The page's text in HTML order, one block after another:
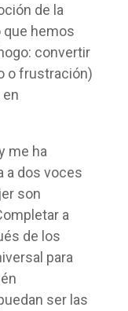
de la
que hemos
convertir
o frustración)
en
me ha
a dos voces
son
a
de los
para
ser las